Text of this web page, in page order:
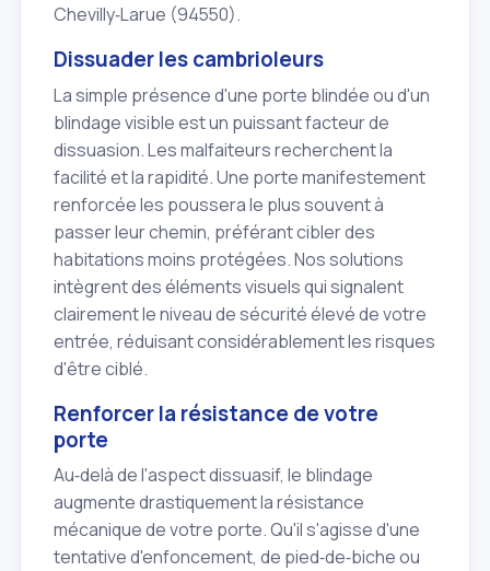
Chevilly‑Larue (94550).
Dissuader les cambrioleurs
La simple présence d'une porte blindée ou d'un
blindage visible est un puissant facteur de
dissuasion. Les malfaiteurs recherchent la
facilité et la rapidité. Une porte manifestement
renforcée les poussera le plus souvent à
passer leur chemin, préférant cibler des
habitations moins protégées. Nos solutions
intègrent des éléments visuels qui signalent
clairement le niveau de sécurité élevé de votre
entrée, réduisant considérablement les risques
d'être ciblé.
Renforcer la résistance de votre
porte
Au‑delà de l'aspect dissuasif, le blindage
augmente drastiquement la résistance
mécanique de votre porte. Qu'il s'agisse d'une
tentative d'enfoncement, de pied‑de‑biche ou